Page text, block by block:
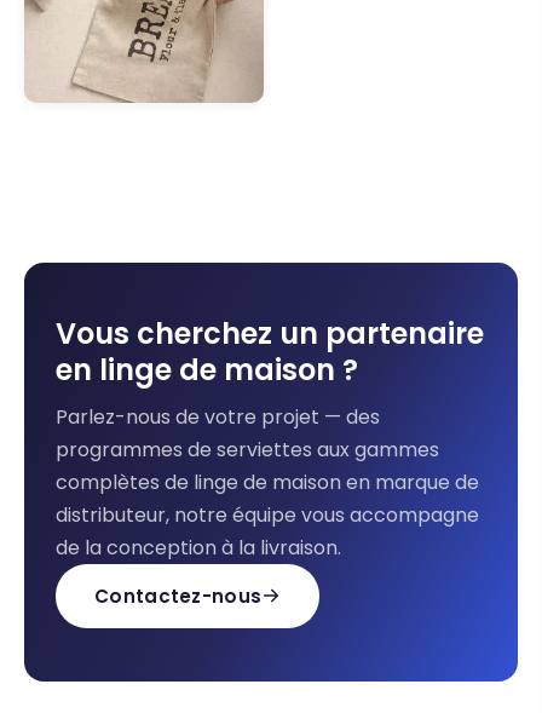
Vous cherchez un partenaire
en linge de maison ?
Parlez-nous de votre projet — des
programmes de serviettes aux gammes
complètes de linge de maison en marque de
distributeur, notre équipe vous accompagne
de la conception à la livraison.
Contactez-nous